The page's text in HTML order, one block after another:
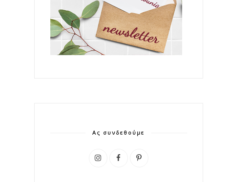
Ας συνδεθούμε